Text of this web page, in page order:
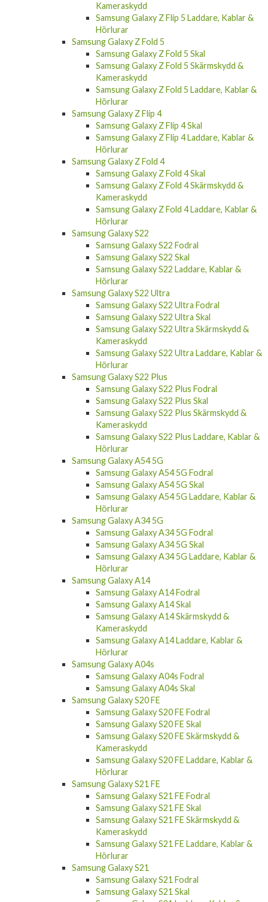
Kameraskydd
Samsung Galaxy Z Flip 5 Laddare, Kablar &
Hörlurar
Samsung Galaxy Z Fold 5
Samsung Galaxy Z Fold 5 Skal
Samsung Galaxy Z Fold 5 Skärmskydd &
Kameraskydd
Samsung Galaxy Z Fold 5 Laddare, Kablar &
Hörlurar
Samsung Galaxy Z Flip 4
Samsung Galaxy Z Flip 4 Skal
Samsung Galaxy Z Flip 4 Laddare, Kablar &
Hörlurar
Samsung Galaxy Z Fold 4
Samsung Galaxy Z Fold 4 Skal
Samsung Galaxy Z Fold 4 Skärmskydd &
Kameraskydd
Samsung Galaxy Z Fold 4 Laddare, Kablar &
Hörlurar
Samsung Galaxy S22
Samsung Galaxy S22 Fodral
Samsung Galaxy S22 Skal
Samsung Galaxy S22 Laddare, Kablar &
Hörlurar
Samsung Galaxy S22 Ultra
Samsung Galaxy S22 Ultra Fodral
Samsung Galaxy S22 Ultra Skal
Samsung Galaxy S22 Ultra Skärmskydd &
Kameraskydd
Samsung Galaxy S22 Ultra Laddare, Kablar &
Hörlurar
Samsung Galaxy S22 Plus
Samsung Galaxy S22 Plus Fodral
Samsung Galaxy S22 Plus Skal
Samsung Galaxy S22 Plus Skärmskydd &
Kameraskydd
Samsung Galaxy S22 Plus Laddare, Kablar &
Hörlurar
Samsung Galaxy A54 5G
Samsung Galaxy A54 5G Fodral
Samsung Galaxy A54 5G Skal
Samsung Galaxy A54 5G Laddare, Kablar &
Hörlurar
Samsung Galaxy A34 5G
Samsung Galaxy A34 5G Fodral
Samsung Galaxy A34 5G Skal
Samsung Galaxy A34 5G Laddare, Kablar &
Hörlurar
Samsung Galaxy A14
Samsung Galaxy A14 Fodral
Samsung Galaxy A14 Skal
Samsung Galaxy A14 Skärmskydd &
Kameraskydd
Samsung Galaxy A14 Laddare, Kablar &
Hörlurar
Samsung Galaxy A04s
Samsung Galaxy A04s Fodral
Samsung Galaxy A04s Skal
Samsung Galaxy S20 FE
Samsung Galaxy S20 FE Fodral
Samsung Galaxy S20 FE Skal
Samsung Galaxy S20 FE Skärmskydd &
Kameraskydd
Samsung Galaxy S20 FE Laddare, Kablar &
Hörlurar
Samsung Galaxy S21 FE
Samsung Galaxy S21 FE Fodral
Samsung Galaxy S21 FE Skal
Samsung Galaxy S21 FE Skärmskydd &
Kameraskydd
Samsung Galaxy S21 FE Laddare, Kablar &
Hörlurar
Samsung Galaxy S21
Samsung Galaxy S21 Fodral
Samsung Galaxy S21 Skal